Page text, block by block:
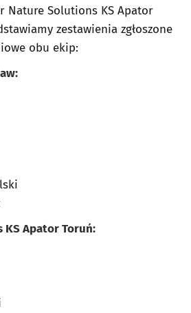
Nature Solutions KS Apator
zestawienia zgłoszone
obu ekip:
KS Apator Toruń: